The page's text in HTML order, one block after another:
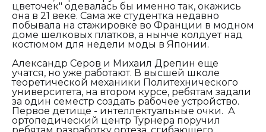
цветочек" одевалась бы именно так, окажись
она в 21 веке. Сама же студентка недавно
побывала на стажировке во Франции в модном
доме шелковых платков, а нынче колдует над
костюмом для недели моды в Японии.
Александр Серов и Михаил Дрепин еще
учатся, но уже работают. В высшей школе
теоретической механики Политехнического
университета, на втором курсе, ребятам задали
за один семестр создать рабочее устройство.
Первое детище - интеллектуальные очки. А
ортопедический центр Турнера поручил
ребятам разработку ортеза, сгибающего